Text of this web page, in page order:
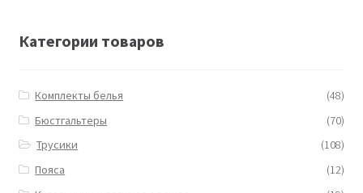
Категории товаров
Комплекты белья
(48)
Бюстгальтеры
(70)
Трусики
(108)
Пояса
(12)